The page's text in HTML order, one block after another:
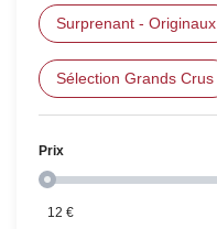
Surprenant - Originaux
Sélection Grands Crus
Prix
12 €